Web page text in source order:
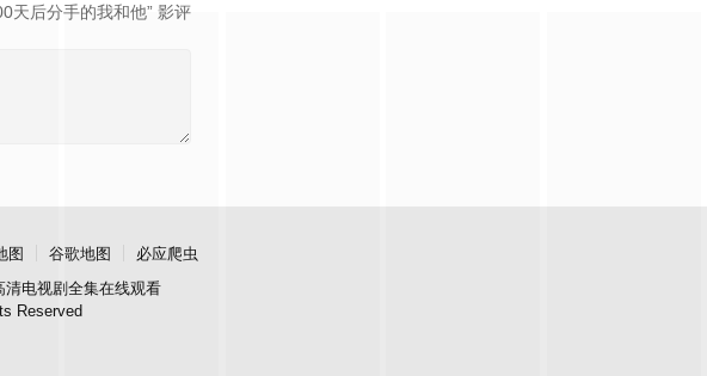
天后分手的我和他” 影评
图 谷歌地图
必应爬虫
电视剧全集在线观看
Reserved